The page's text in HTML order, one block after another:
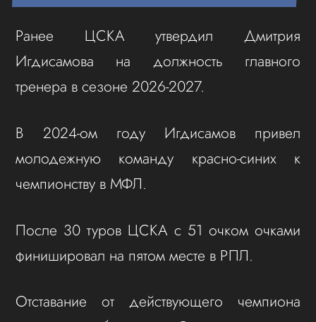
Ранее ЦСКА утвердил Дмитрия
Игдисамова на должность главного
тренера в сезоне 2026-2027.
В 2024-ом году Игдисамов привел
молодежную команду красно-синих к
чемпионству в МФЛ.
После 30 туров ЦСКА с 51 очком очками
финишировал на пятом месте в РПЛ.
Отставание от действующего чемпиона